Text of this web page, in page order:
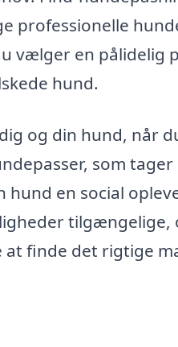
professionelle
vælger en pålidelig
hund.
og din hund, når
som
en social
tilgængelige,
finde det rigtige